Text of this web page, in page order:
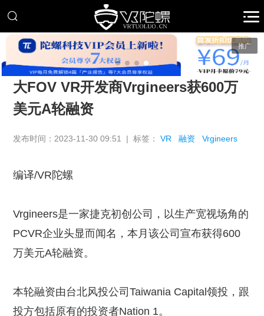
推广
大FOV VR开发商Vrgineers获600万
美元A轮融资
发布时间：2023-11-30 09:51 | 标签：VR 融资 Vrgineers
编译/VR陀螺
Vrgineers是一家捷克初创公司，以生产宽视场角的
PCVR企业头显而闻名，本月该公司宣布获得600
万美元A轮融资。
本轮融资由台北风投公司Taiwania Capital领投，跟
投方包括原有的投资者Nation 1。